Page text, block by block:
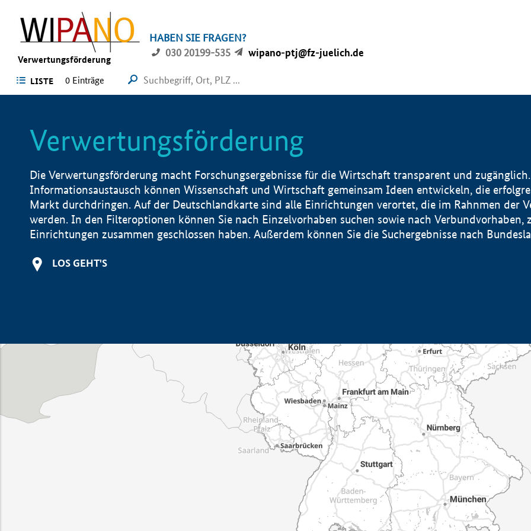
Verwertungsförderung
HABEN SIE FRAGEN?
030 20199-535
wipano-ptj@fz-juelich.de
LISTE 0 Einträge
Verwertungsförderung
Die Verwertungsförderung macht Forschungsergebnisse für die Wirtschaft transparent und
Informationsaustausch können Wissenschaft und Wirtschaft gemeinsam Ideen entwickeln, die
Markt durchdringen. Auf der Deutschlandkarte sind alle Einrichtungen verortet, die im Rahnmen der
werden. In den Filteroptionen können Sie nach Einzelvorhaben suchen sowie nach Verbundvorhaben,
Einrichtungen zusammen geschlossen haben. Außerdem können Sie die Suchergebnisse nach
LOS GEHT'S